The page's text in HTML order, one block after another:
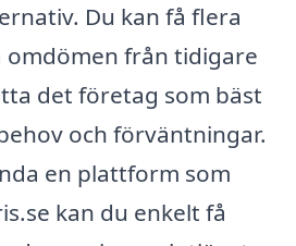
Du kan få flera
omdömen från tidigare
det företag som bäst
och förväntningar.
en plattform som
kan du enkelt få